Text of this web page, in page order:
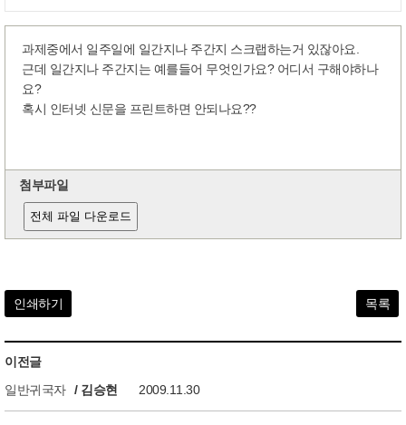
과제중에서 일주일에 일간지나 주간지 스크랩하는거 있잖아요.
근데 일간지나 주간지는 예를들어 무엇인가요? 어디서 구해야하나
요?
혹시 인터넷 신문을 프린트하면 안되나요??
첨부파일
전체 파일 다운로드
인쇄하기 목록
이전글
일반귀국자 / 김승현 2009.11.30